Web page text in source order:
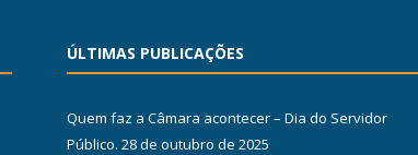
ÚLTIMAS PUBLICAÇÕES
Quem faz a Câmara acontecer – Dia do Servidor
Público. 28 de outubro de 2025